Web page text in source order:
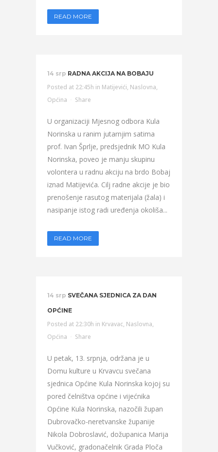
READ MORE
14 srp RADNA AKCIJA NA BOBAJU
Posted at 22:45h in Matijevići, Naslovna,
Općina
Share
U organizaciji Mjesnog odbora Kula
Norinska u ranim jutarnjim satima
prof. Ivan Šprlje, predsjednik MO Kula
Norinska, poveo je manju skupinu
volontera u radnu akciju na brdo Bobaj
iznad Matijevića. Cilj radne akcije je bio
prenošenje rasutog materijala (žala) i
nasipanje istog radi uređenja okoliša...
READ MORE
14 srp SVEČANA SJEDNICA ZA DAN
OPĆINE
Posted at 22:30h in Krvavac, Naslovna,
Općina
Share
U petak, 13. srpnja, održana je u
Domu kulture u Krvavcu svečana
sjednica Općine Kula Norinska kojoj su
pored čelništva općine i vijećnika
Općine Kula Norinska, nazočili župan
Dubrovačko-neretvanske županije
Nikola Dobroslavić, dožupanica Marija
Vučković, gradonačelnik Grada Ploča